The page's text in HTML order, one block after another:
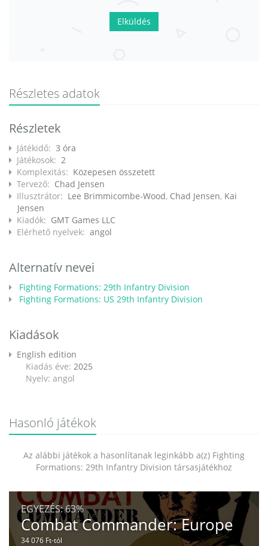
Elküldés
Részletes adatok
Részletek
Játékidő: 3 óra
Játékosok: 2
Komplexitás: Közepesen összetett
Tervező: Chad Jensen
Illusztrátor: Lee Brimmicombe-Wood, Chad Jensen, Kai
Jensen
Kiadók: GMT Games LLC
Elérhető nyelvek: angol
Alternatív nevei
Fighting Formations: 29th Infantry Division
Fighting Formations: US 29th Infantry Division
Kiadások
English edition
Kiadás éve: 2025
Nyelv: angol
Hasonló játékok
Az alábbi játékok a hasonlítanak leginkább a(z) Fighting
Formations: 29th Infantry Division társasjátékhoz
EGYEZÉS:63%
Combat Commander: Europe
34 076 Ft-tól